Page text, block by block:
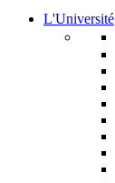
L'Université